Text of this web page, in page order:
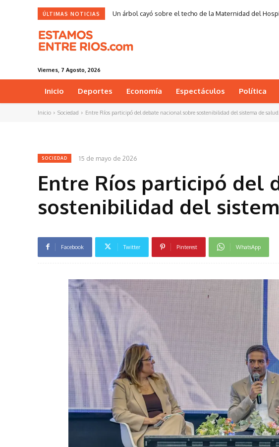
ÚLTIMAS NOTICIAS Un árbol cayó sobre el techo de la Maternidad del
Viernes, 7 Agosto, 2026
Inicio Deportes Economía Espectáculos Política
Inicio Sociedad Entre Ríos participó del debate nacional sobre sostenibilidad del sistema de
SOCIEDAD 15 de mayo de 2026
Entre Ríos participó del
sostenibilidad del
Facebook Twitter Pinterest WhatsApp